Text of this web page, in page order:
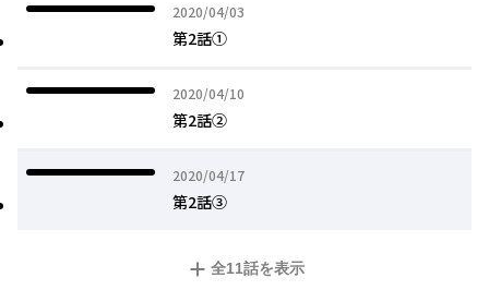
2020/04/03
2020年04月03日
第2話①
2020/04/10
2020年04月10日
第2話②
2020/04/17
2020年04月17日
第2話③
全11話を表示